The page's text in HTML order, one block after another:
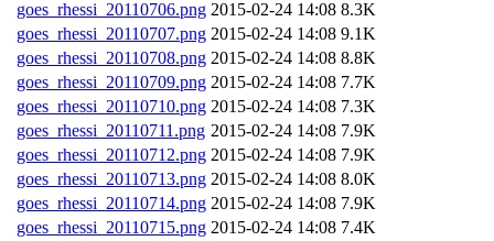
goes_rhessi_20110706.png 2015-02-24 14:08 8.3K
goes_rhessi_20110707.png 2015-02-24 14:08 9.1K
goes_rhessi_20110708.png 2015-02-24 14:08 8.8K
goes_rhessi_20110709.png 2015-02-24 14:08 7.7K
goes_rhessi_20110710.png 2015-02-24 14:08 7.3K
goes_rhessi_20110711.png 2015-02-24 14:08 7.9K
goes_rhessi_20110712.png 2015-02-24 14:08 7.9K
goes_rhessi_20110713.png 2015-02-24 14:08 8.0K
goes_rhessi_20110714.png 2015-02-24 14:08 7.9K
goes_rhessi_20110715.png 2015-02-24 14:08 7.4K